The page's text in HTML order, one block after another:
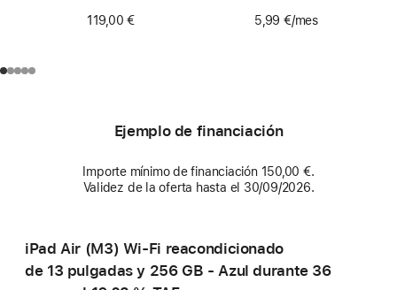
119,00 €
5,99 €/mes
Ejemplo de financiación
Importe mínimo de financiación 150,00 €.
Validez de la oferta hasta el 30/09/2026.
iPad Air (M3) Wi-Fi reacondicionado
de 13 pulgadas y 256 GB - Azul durante 36